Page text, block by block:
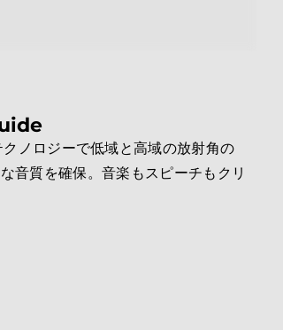
ロジーで低域と高域の放射角の
音質を確保。音楽もスピーチもクリ